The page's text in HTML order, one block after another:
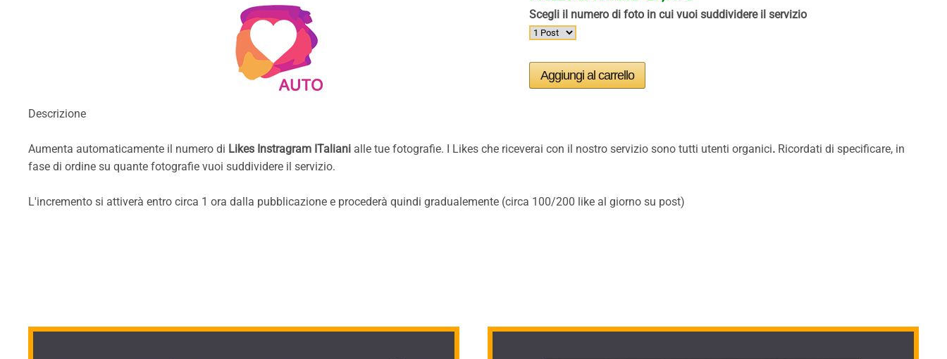
Scegli il numero di foto in cui vuoi suddividere il servizio
Descrizione
Aumenta automaticamente il numero di Likes Instragram ITaliani alle tue fotografie. I Likes che riceverai con il nostro servizio sono tutti utenti organici. Ricordati di specificare, in
fase di ordine su quante fotografie vuoi suddividere il servizio.
L'incremento si attiverà entro circa 1 ora dalla pubblicazione e procederà quindi gradualemente (circa 100/200 like al giorno su post)